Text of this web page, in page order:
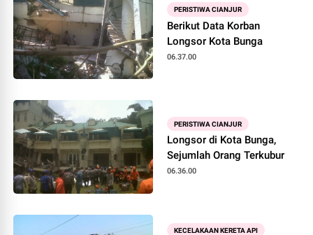
PERISTIWA CIANJUR
Berikut Data Korban
Longsor Kota Bunga
06.37.00
PERISTIWA CIANJUR
Longsor di Kota Bunga,
Sejumlah Orang Terkubur
06.36.00
KECELAKAAN KERETA API